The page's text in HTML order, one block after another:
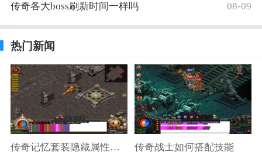
传奇各大boss刷新时间一样吗 08-09
热门新闻
传奇记忆套装隐藏属性选择 传奇战士如何搭配技能